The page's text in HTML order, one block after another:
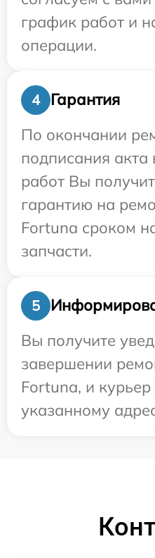
график работ и
операции.
4
Гарантия
По окончании
подписания
работ Вы
гарантию на
Fortuna сроком
запчасти.
5
Вы получите
завершении
Fortuna, и курьер
указанному